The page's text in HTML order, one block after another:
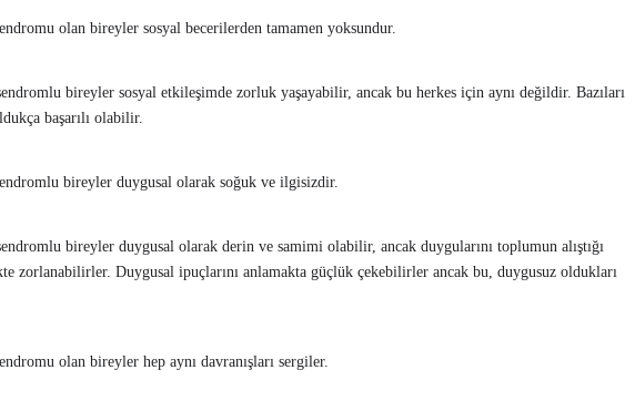
olan bireyler sosyal becerilerden tamamen yoksundur.
bireyler sosyal etkileşimde zorluk yaşayabilir, ancak bu herkes için aynı değildir. Bazıları
başarılı olabilir.
bireyler duygusal olarak soğuk ve ilgisizdir.
bireyler duygusal olarak derin ve samimi olabilir, ancak duygularını toplumun alıştığı
zorlanabilirler. Duygusal ipuçlarını anlamakta güçlük çekebilirler ancak bu, duygusuz oldukları
olan bireyler hep aynı davranışları sergiler.